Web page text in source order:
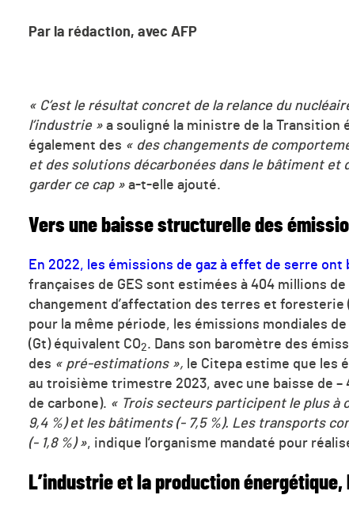
Par la rédaction, avec AFP
« C’est le résultat concret de la relance du
l’industrie » a souligné la ministre de la Transition
également des « des changements de
et des solutions décarbonées dans le bâtiment
garder ce cap » a-t-elle ajouté.
Vers une baisse structurelle des
En 2022, les émissions de gaz à effet de serre ont
françaises de GES sont estimées à 404 millions
changement d’affectation des terres et foresterie
pour la même période, les émissions mondiales
(Gt) équivalent CO2. Dans son baromètre des
des « pré-estimations », le Citepa estime que les
au troisième trimestre 2023, avec une baisse de
de carbone). « Trois secteurs participent le plus à
9,4 %) et les bâtiments (- 7,5 %). Les transports
(- 1,8 %) », indique l’organisme mandaté pour
L’industrie et la production